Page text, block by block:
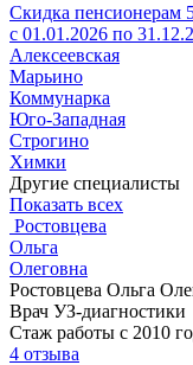
Скидка пенсионерам
с 01.01.2026 по
Алексеевская
Марьино
Коммунарка
Юго-Западная
Строгино
Химки
Другие специалисты
Показать всех
Ростовцева
Ольга
Олеговна
Ростовцева Ольга
Врач УЗ-диагностики
Стаж работы с 2010
4 отзыва